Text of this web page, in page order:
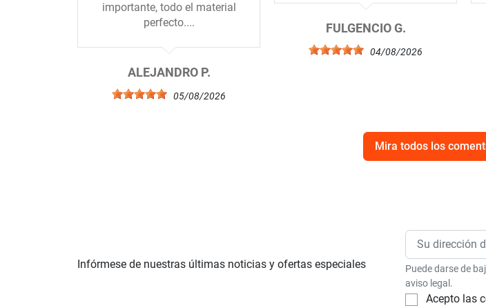
importante, todo el material
perfecto....
ALEJANDRO P.
05/08/2026
FULGENCIO G.
04/08/2026
Mira todos los
Infórmese de nuestras últimas noticias y ofertas especiales
Puede darse de
aviso legal.
Acepto las